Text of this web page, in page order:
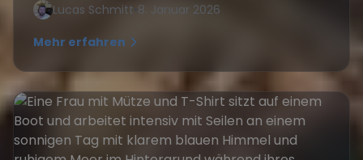
Lucas Schmitt 8. Januar 2026
Mehr erfahren